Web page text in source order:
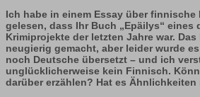
Ich habe in einem Essay über
gelesen, dass Ihr Buch „Epäilys“ eines
Krimiprojekte der letzten Jahre war.
neugierig gemacht, aber leider wurde
noch Deutsche übersetzt – und ich
unglücklicherweise kein Finnisch.
darüber erzählen? Hat es Ähnlichkeiten